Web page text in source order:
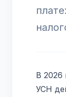
В 2026
УСН